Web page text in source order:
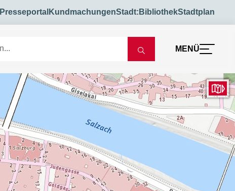
Presseportal KundmachungenStadt:BibliothekStadtplan
MENÜ